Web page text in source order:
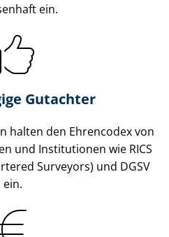
ein.
Gutachter
halten den Ehrencodex von
und Institutionen wie RICS
Surveyors) und DGSV
ein.